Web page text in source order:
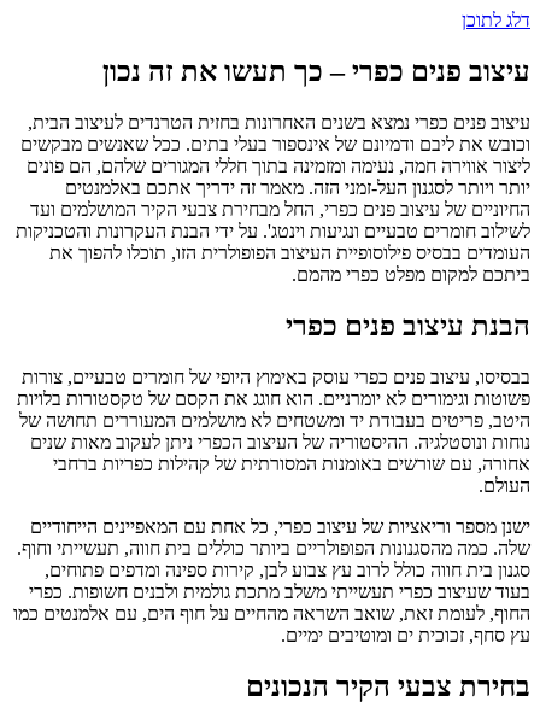
דלג לתוכן
עיצוב פנים כפרי – כך תעשו את זה נכון
עיצוב פנים כפרי נמצא בשנים האחרונות בחזית הטרנדים לעיצוב הבית,
וכובש את ליבם ודמיונם של אינספור בעלי בתים. ככל שאנשים מבקשים
ליצור אווירה חמה, נעימה ומזמינה בתוך חללי המגורים שלהם, הם פונים
יותר ויותר לסגנון העל-זמני הזה. מאמר זה ידריך אתכם באלמנטים
החיוניים של עיצוב פנים כפרי, החל מבחירת צבעי הקיר המושלמים ועד
לשילוב חומרים טבעיים ונגיעות וינטג'. על ידי הבנת העקרונות והטכניקות
העומדים בבסיס פילוסופיית העיצוב הפופולרית הזו, תוכלו להפוך את
ביתכם למקום מפלט כפרי מהמם.
הבנת עיצוב פנים כפרי
בבסיסו, עיצוב פנים כפרי עוסק באימוץ היופי של חומרים טבעיים, צורות
פשוטות וגימורים לא יומרניים. הוא חוגג את הקסם של טקסטורות בלויות
היטב, פריטים בעבודת יד ומשטחים לא מושלמים המעוררים תחושה של
נוחות ונוסטלגיה. ההיסטוריה של העיצוב הכפרי ניתן לעקוב מאות שנים
אחורה, עם שורשים באומנות המסורתית של קהילות כפריות ברחבי
העולם.
ישנן מספר וריאציות של עיצוב כפרי, כל אחת עם המאפיינים הייחודיים
שלה. כמה מהסגנונות הפופולריים ביותר כוללים בית חווה, תעשייתי וחוף.
סגנון בית חווה כולל לרוב עץ צבוע לבן, קירות ספינה ומדפים פתוחים,
בעוד שעיצוב כפרי תעשייתי משלב מתכת גולמית ולבנים חשופות. כפרי
החוף, לעומת זאת, שואב השראה מהחיים על חוף הים, עם אלמנטים כמו
עץ סחף, זכוכית ים ומוטיבים ימיים.
בחירת צבעי הקיר הנכונים